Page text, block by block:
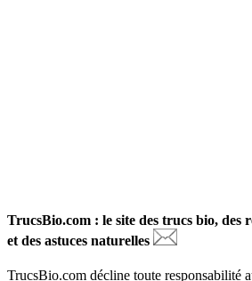
TrucsBio.com : le site des trucs bio, des
et des astuces naturelles
TrucsBio.com décline toute responsabilité